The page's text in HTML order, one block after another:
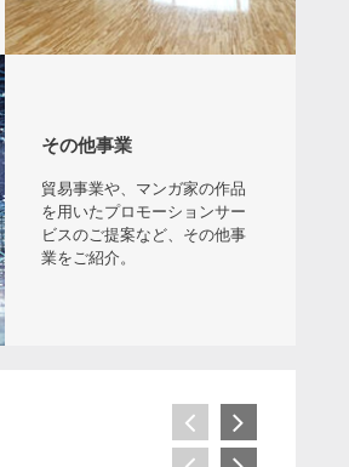
その他事業
貿易事業や、マンガ家の作品
を用いたプロモーションサー
ビスのご提案など、その他事
業をご紹介。